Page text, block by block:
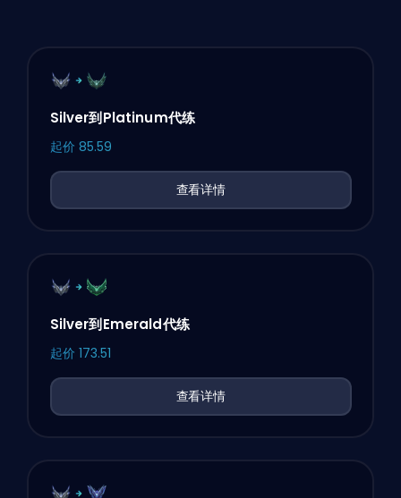
Silver到Platinum代练
起价 85.59
查看详情
Silver到Emerald代练
起价 173.51
查看详情